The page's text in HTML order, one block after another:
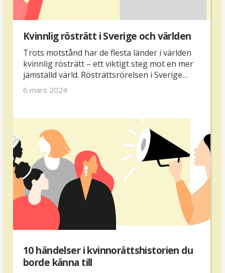
Kvinnlig rösträtt i Sverige och världen
Trots motstånd har de flesta länder i världen
kvinnlig rösträtt – ett viktigt steg mot en mer
jämställd värld. Rösträttsrörelsen i Sverige
kämpade i flera decennier innan det blev
6 mars 2024
10 händelser i kvinnorättshistorien du
borde känna till